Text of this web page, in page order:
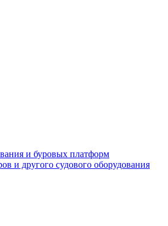
и буровых платформ
и другого судового оборудования